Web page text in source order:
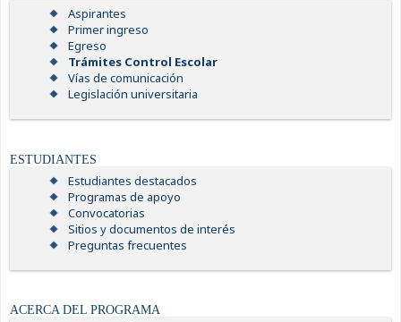
Aspirantes
Primer ingreso
Egreso
Trámites Control Escolar
Vías de comunicación
Legislación universitaria
ESTUDIANTES
Estudiantes destacados
Programas de apoyo
Convocatorias
Sitios y documentos de interés
Preguntas frecuentes
ACERCA DEL PROGRAMA